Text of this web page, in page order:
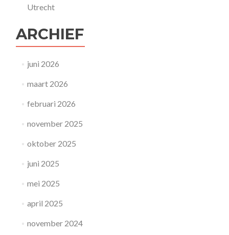
Utrecht
ARCHIEF
juni 2026
maart 2026
februari 2026
november 2025
oktober 2025
juni 2025
mei 2025
april 2025
november 2024